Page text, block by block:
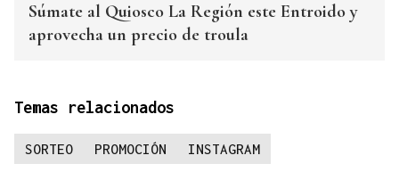
Súmate al Quiosco La Región este Entroido y
aprovecha un precio de troula
Temas relacionados
SORTEO PROMOCIÓN INSTAGRAM